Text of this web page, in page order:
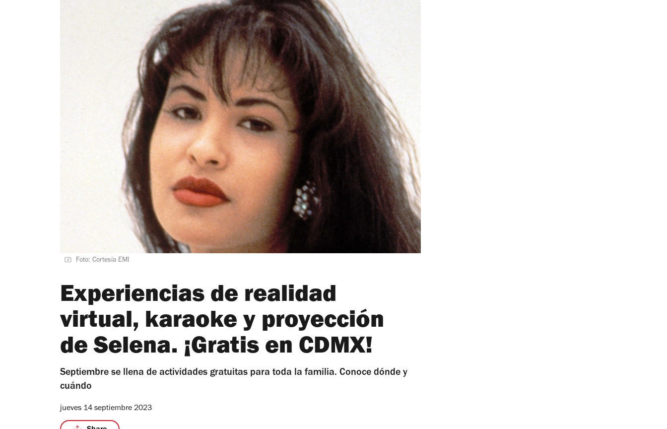
Foto: Cortesía EMI
Experiencias de realidad
virtual, karaoke y proyección
de Selena. ¡Gratis en CDMX!
Septiembre se llena de actividades gratuitas para toda la familia. Conoce dónde y
cuándo
jueves 14 septiembre 2023